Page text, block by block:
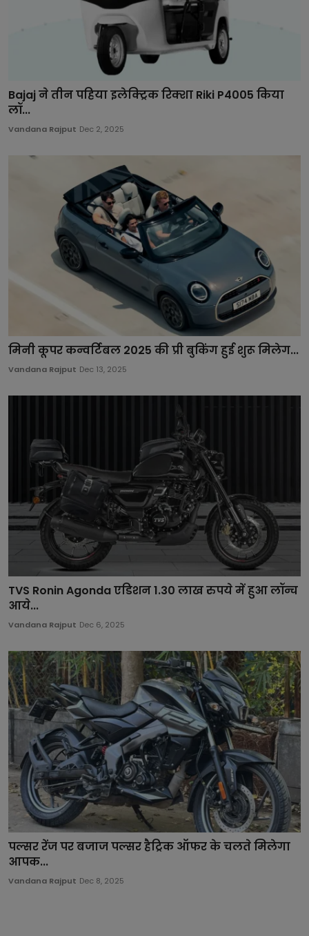
Bajaj ने तीन पहिया इलेक्ट्रिक रिक्शा Riki P4005 किया
लॉ...
Vandana Rajput Dec 2, 2025
मिनी कूपर कन्वर्टिबल 2025 की प्री बुकिंग हुई शुरू मिलेग...
Vandana Rajput Dec 13, 2025
TVS Ronin Agonda एडिशन 1.30 लाख रुपये में हुआ लॉन्च
आये...
Vandana Rajput Dec 6, 2025
पल्सर रेंज पर बजाज पल्सर हैट्रिक ऑफर के चलते मिलेगा
आपक...
Vandana Rajput Dec 8, 2025